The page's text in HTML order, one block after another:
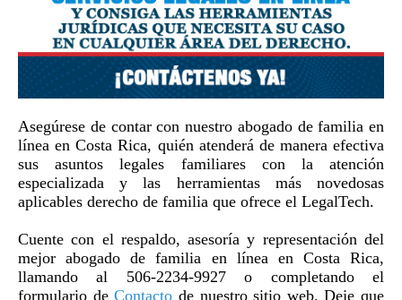
Asegúrese de contar con nuestro abogado de familia en
línea en Costa Rica, quién atenderá de manera efectiva
sus asuntos legales familiares con la atención
especializada y las herramientas más novedosas
aplicables derecho de familia que ofrece el LegalTech.
Cuente con el respaldo, asesoría y representación del
mejor abogado de familia en línea en Costa Rica,
llamando al 506-2234-9927 o completando el
formulario deContacto de nuestro sitio web. Deje que